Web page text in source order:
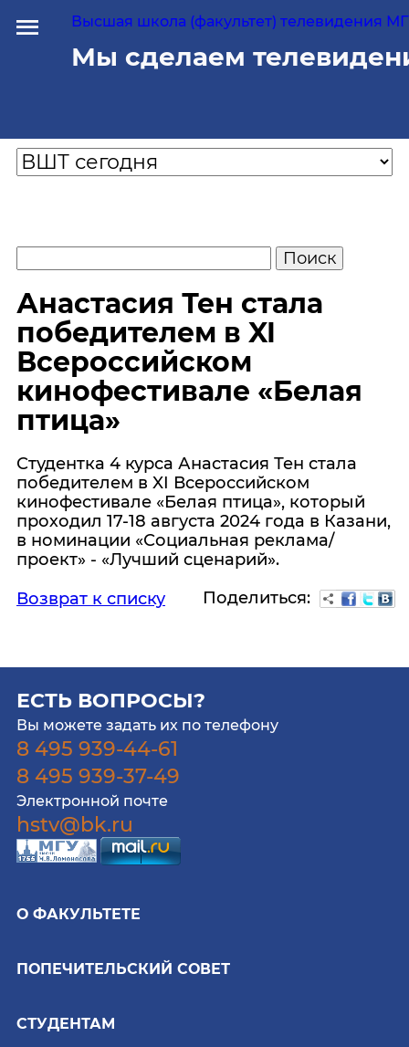
Высшая школа (факультет) телевидения
Мы сделаем
Анастасия Тен стала
победителем в XI
Всероссийском
кинофестивале «Белая
птица»
Студентка 4 курса Анастасия Тен стала
победителем в XI Всероссийском
кинофестивале «Белая птица», который
проходил 17-18 августа 2024 года в Казани,
в номинации «Социальная реклама/
проект» - «Лучший сценарий».
Возврат к списку
Поделиться:
ЕСТЬ ВОПРОСЫ?
Вы можете задать их по телефону
8 495 939-44-61
8 495 939-37-49
Электронной почте
hstv@bk.ru
О ФАКУЛЬТЕТЕ
ПОПЕЧИТЕЛЬСКИЙ СОВЕТ
СТУДЕНТАМ